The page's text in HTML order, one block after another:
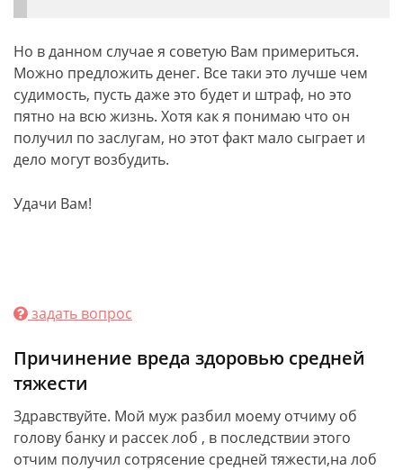
Но в данном случае я советую Вам примериться.
Можно предложить денег. Все таки это лучше чем
судимость, пусть даже это будет и штраф, но это
пятно на всю жизнь. Хотя как я понимаю что он
получил по заслугам, но этот факт мало сыграет и
дело могут возбудить.
Удачи Вам!
задать вопрос
Причинение вреда здоровью средней
тяжести
Здравствуйте. Мой муж разбил моему отчиму об
голову банку и рассек лоб , в последствии этого
отчим получил сотрясение средней тяжести,на лоб